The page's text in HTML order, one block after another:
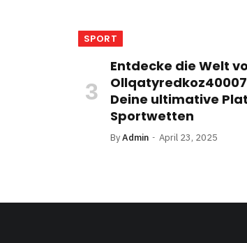
SPORT
Entdecke die Welt
Deine ultimative
Sportwetten
ByAdmin April 23, 2025